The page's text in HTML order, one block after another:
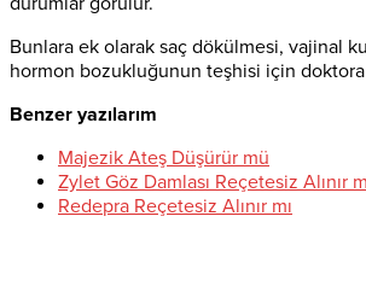
Bunlara ek olarak saç dökülmesi, vajinal
hormon bozukluğunun teşhisi için doktora
Benzer yazılarım
Majezik Ateş Düşürür mü
Zylet Göz Damlası Reçetesiz Alınır
Redepra Reçetesiz Alınır mı